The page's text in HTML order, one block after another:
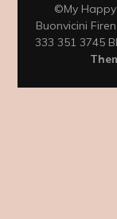
©My
Buonvicini
333 351 3745